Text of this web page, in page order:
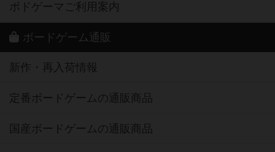
ボドゲーマご利用案内
ボードゲーム通販
新作・再入荷情報
定番ボードゲームの通販商品
国産ボードゲームの通販商品